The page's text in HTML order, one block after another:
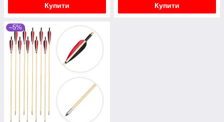
Купити Купити
–5%